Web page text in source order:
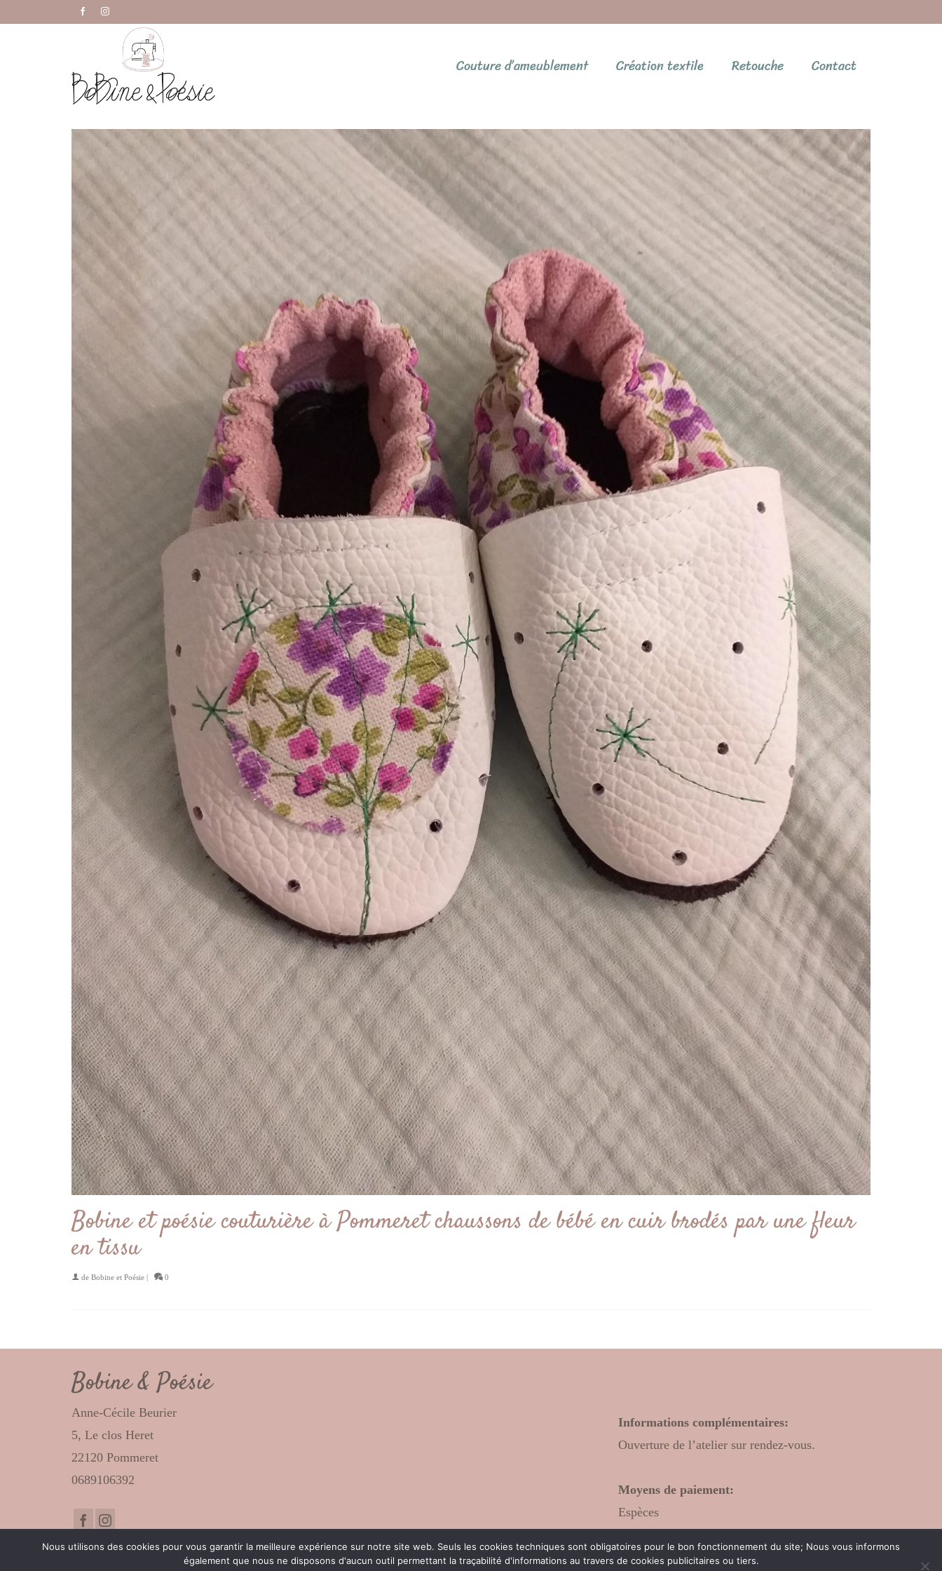
Couture d’ameublement Création textile Retouche Contact
Bobine et poésie couturière à Pommeret chaussons de bébé en cuir brodés par une fleur
en tissu
de Bobine et Poésie | 0
Bobine & Poésie
Anne-Cécile Beurier
5, Le clos Heret
22120 Pommeret
0689106392
Informations complémentaires:
Ouverture de l’atelier sur rendez-vous.
Moyens de paiement:
Espèces
Nous utilisons des cookies pour vous garantir la meilleure expérience sur notre site web. Seuls les cookies techniques sont obligatoires pour le bon fonctionnement du site; Nous vous informons
également que nous ne disposons d'aucun outil permettant la traçabilité d'informations au travers de cookies publicitaires ou tiers.